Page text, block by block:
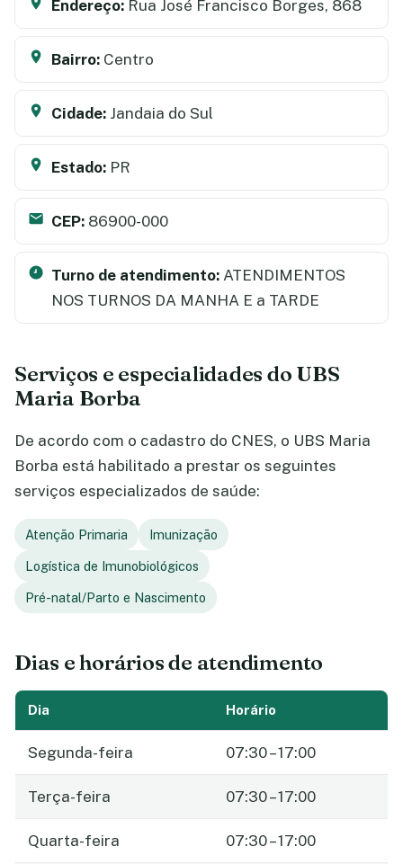
Endereço: Rua José Francisco Borges, 868
Bairro: Centro
Cidade: Jandaia do Sul
Estado: PR
CEP: 86900-000
Turno de atendimento: ATENDIMENTOS
NOS TURNOS DA MANHA E a TARDE
Serviços e especialidades do UBS
Maria Borba
De acordo com o cadastro do CNES, o UBS Maria
Borba está habilitado a prestar os seguintes
serviços especializados de saúde:
Atenção Primaria Imunização
Logística de Imunobiológicos
Pré-natal/Parto e Nascimento
Dias e horários de atendimento
Dia Horário
Segunda-feira 07:30 – 17:00
Terça-feira 07:30 – 17:00
Quarta-feira 07:30 – 17:00